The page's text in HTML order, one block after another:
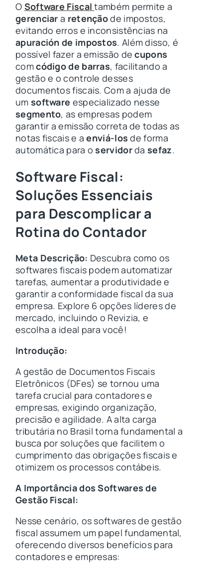
O Software Fiscal também permite a
gerenciar a retençãode impostos,
evitando erros e inconsistências na
apuración de impostos. Além disso, é
possível fazer a emissão decupons
comcódigo de barras, facilitando a
gestão e o controle desses
documentos fiscais. Com a ajuda de
um software especializado nesse
segmento, as empresas podem
garantir a emissão correta de todas as
notas fiscais e aenviá-los de forma
automática para oservidordasefaz.
Software Fiscal:
Soluções Essenciais
para Descomplicar a
Rotina do Contador
Meta Descrição: Descubra como os
softwares fiscais podem automatizar
tarefas, aumentar a produtividade e
garantir a conformidade fiscal da sua
empresa. Explore 6 opções líderes de
mercado, incluindo o Revizia, e
escolha a ideal para você!
Introdução:
A gestão de Documentos Fiscais
Eletrônicos (DFes) se tornou uma
tarefa crucial para contadores e
empresas, exigindo organização,
precisão e agilidade. A alta carga
tributária no Brasil torna fundamental a
busca por soluções que facilitem o
cumprimento das obrigações fiscais e
otimizem os processos contábeis.
A Importância dos Softwares de
Gestão Fiscal:
Nesse cenário, os softwares de gestão
fiscal assumem um papel fundamental,
oferecendo diversos benefícios para
contadores e empresas: